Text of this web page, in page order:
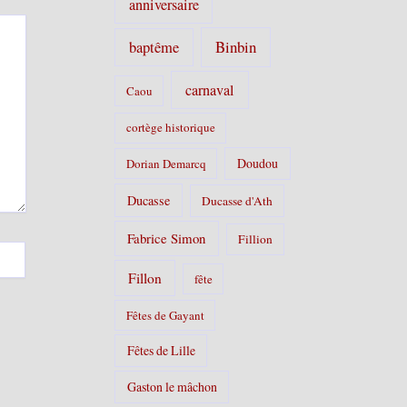
anniversaire
baptême Binbin
Caou carnaval
cortège historique
Dorian Demarcq Doudou
Ducasse Ducasse d'Ath
Fabrice Simon Fillion
Fillon fête
Fêtes de Gayant
Fêtes de Lille
Gaston le mâchon